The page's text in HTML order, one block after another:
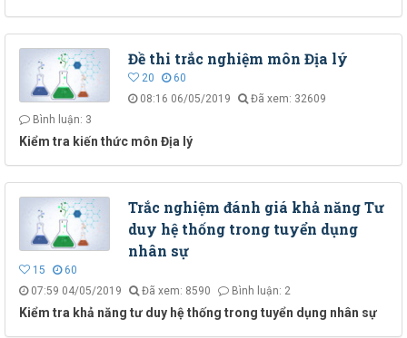
Đề thi trắc nghiệm môn Địa lý
20
60
08:16 06/05/2019
Đã xem: 32609
Bình luận: 3
Kiểm tra kiến thức môn Địa lý
Trắc nghiệm đánh giá khả năng Tư
duy hệ thống trong tuyển dụng
nhân sự
15
60
07:59 04/05/2019
Đã xem: 8590 Bình luận: 2
Kiểm tra khả năng tư duy hệ thống trong tuyển dụng nhân sự